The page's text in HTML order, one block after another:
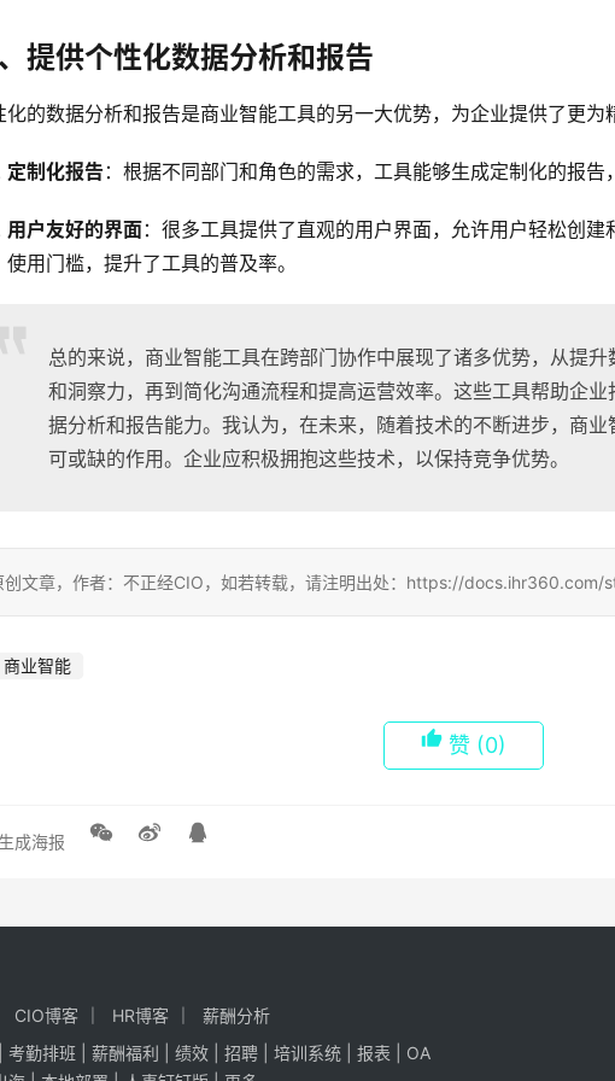
提供个性化数据分析和报告
化的数据分析和报告是商业智能工具的另一大优势，为企业提供了更为
定制化报告 ：根据不同部门和角色的需求，工具能够生成定制化的报告
用户友好的界面：很多工具提供了直观的用户界面，允许用户轻松创
使用门槛，提升了工具的普及率。
总的来说，商业智能工具在跨部门协作中展现了诸多优势，从提
和洞察力，再到简化沟通流程和提高运营效率。这些工具帮助企
据分析和报告能力。我认为，在未来，随着技术的不断进步，商
可或缺的作用。企业应积极拥抱这些技术，以保持竞争优势。
创文章，作者：不正经CIO，如若转载，请注明出处：https://
商业智能
赞 (0)
成海报
CIO博客 HR博客
薪酬分析
考勤排班 薪酬福利 绩效| 招聘| 培训系统 | 报表
| OA